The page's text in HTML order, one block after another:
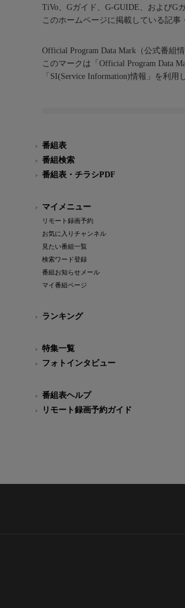
TiVo、Gガイド、G-GUIDE、およびG
このホームページに掲載している記事
Official Program Data Mark（公式番組情
このマークは「Official Program Data
「SI(Service Information)情報」を利
番組表
番組検索
番組表・チラシPDF
マイメニュー
リモート録画予約
お気に入りチャンネル
見たい番組一覧
検索ワード登録
番組お知らせメール
マイ番組ページ
ランキング
特集一覧
フォトインタビュー
番組表ヘルプ
リモート録画予約ガイド